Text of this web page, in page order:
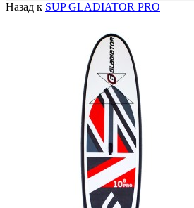
Назад к SUP GLADIATOR PRO